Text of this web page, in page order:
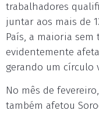
trabalhadores
juntar aos mais de
País, a maioria
evidentemente
gerando um círculo
No mês de
também afetou